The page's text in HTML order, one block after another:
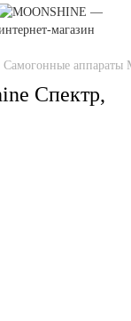
Самогонные аппараты
Спектр,